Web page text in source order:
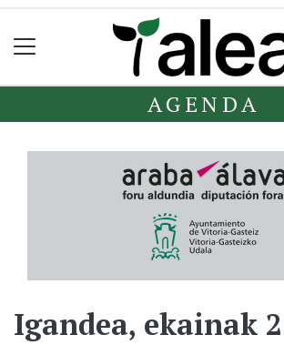
AGENDA
Igandea, ekainak